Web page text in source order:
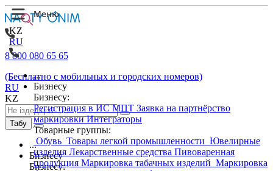
KZ
RU
...
Бизнесу
Бизнесу:
Регистрация в ИС МПТ Заявка на партнёрство
маркировкиИнтеграторы
Товарные группы:
Обувь Товары легкой промышленности Ювелирные
изделия Лекарственные средства Пивоваренная
продукция Маркировка табачных изделий Маркировка
8 800 080 65 65
(Бесплатно с мобильных и городских номеров)
RU
KZ
Табу
...
Бизнесу
Бизнесу: